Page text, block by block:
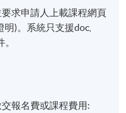
求申請人上載課程網頁
)。系統只支援doc,
報名費或課程費用: